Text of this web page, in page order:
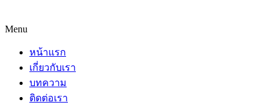
Menu
หน้าแรก
เกี่ยวกับเรา
บทความ
ติดต่อเรา